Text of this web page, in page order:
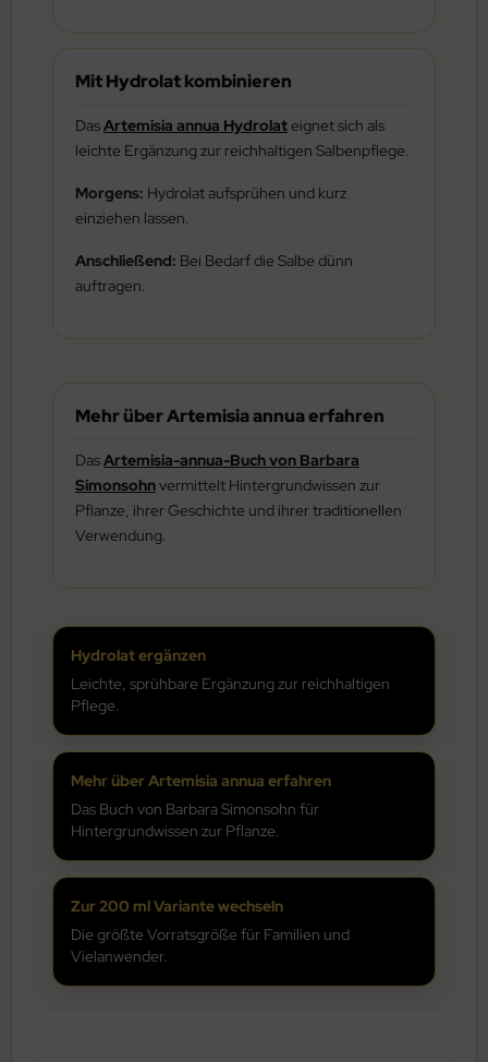
Mit Hydrolat kombinieren
DasArtemisia annua Hydrolateignet sich als
leichte Ergänzung zur reichhaltigen Salbenpflege.
Morgens: Hydrolat aufsprühen und kurz
einziehen lassen.
Anschließend: Bei Bedarf die Salbe dünn
auftragen.
Mehr über Artemisia annua erfahren
DasArtemisia-annua-Buch von Barbara
Simonsohnvermittelt Hintergrundwissen zur
Pflanze, ihrer Geschichte und ihrer traditionellen
Verwendung.
Hydrolat ergänzen
Leichte, sprühbare Ergänzung zur reichhaltigen
Pflege.
Mehr über Artemisia annua erfahren
Das Buch von Barbara Simonsohn für
Hintergrundwissen zur Pflanze.
Zur 200 ml Variante wechseln
Die größte Vorratsgröße für Familien und
Vielanwender.